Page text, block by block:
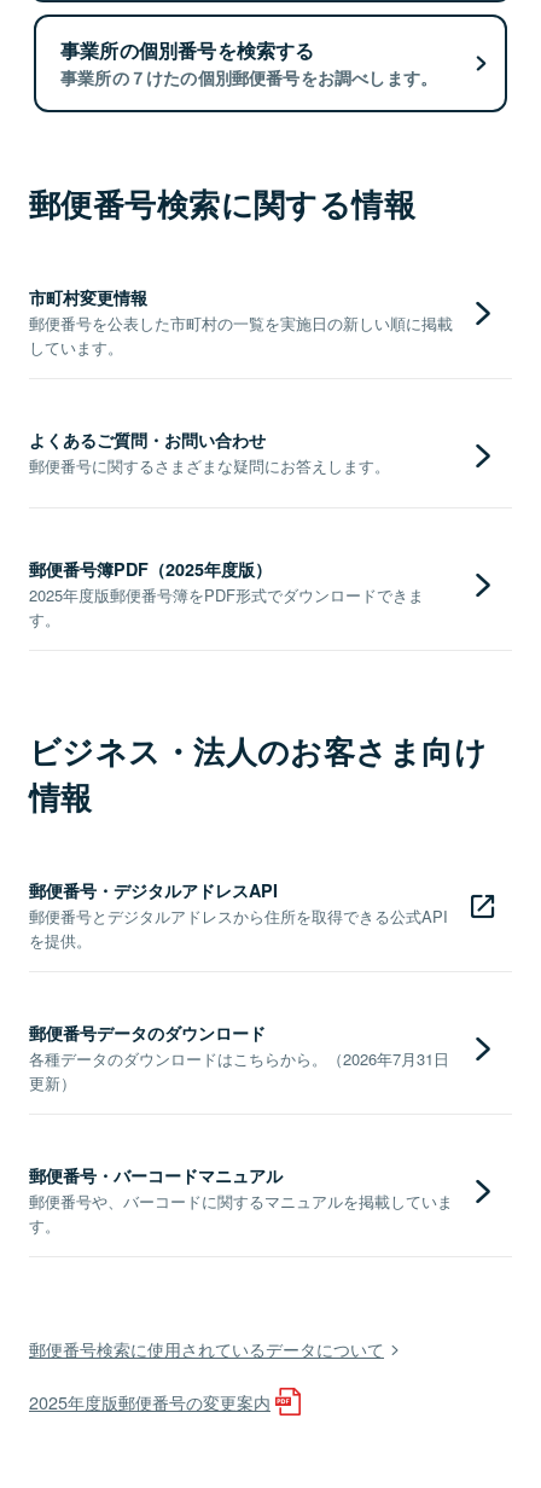
事業所の個別番号を検索する
事業所の７けたの個別郵便番号をお調べします。
郵便番号検索に関する情報
市町村変更情報
郵便番号を公表した市町村の一覧を実施日の新しい順に掲載
しています。
よくあるご質問・お問い合わせ
郵便番号に関するさまざまな疑問にお答えします。
郵便番号簿PDF（2025年度版）
2025年度版郵便番号簿をPDF形式でダウンロードできま
す。
ビジネス・法人のお客さま向け
情報
郵便番号・デジタルアドレスAPI
郵便番号とデジタルアドレスから住所を取得できる公式API
を提供。
郵便番号データのダウンロード
各種データのダウンロードはこちらから。（2026年7月31日
更新）
郵便番号・バーコードマニュアル
郵便番号や、バーコードに関するマニュアルを掲載していま
す。
郵便番号検索に使用されているデータについて
2025年度版郵便番号の変更案内